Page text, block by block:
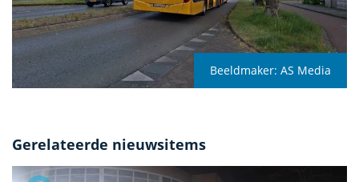
Beeldmaker: AS Media
Gerelateerde nieuwsitems